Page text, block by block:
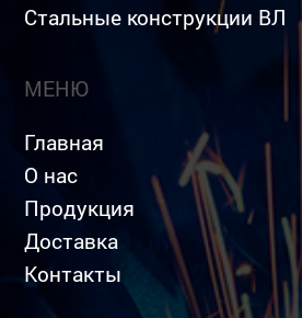
Стальные конструкции ВЛ
МЕНЮ
Главная
О нас
Продукция
Доставка
Контакты